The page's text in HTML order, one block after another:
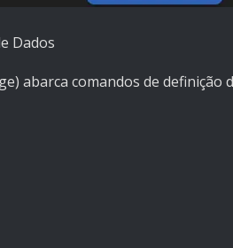
Dados
abarca comandos de definição